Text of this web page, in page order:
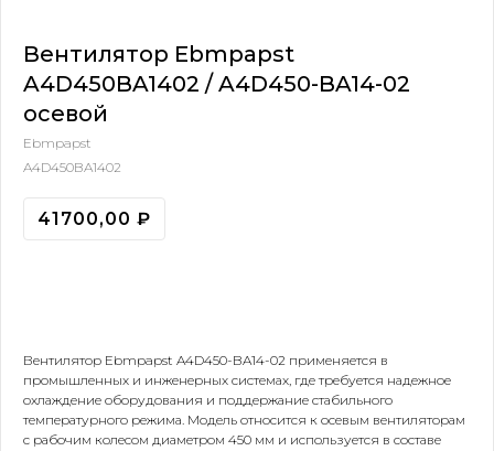
Вентилятор Ebmpapst
A4D450BA1402 / A4D450-BA14-02
осевой
Ebmpapst
A4D450BA1402
41700,00 ₽
Вентилятор Ebmpapst A4D450-BA14-02 применяется в
промышленных и инженерных системах, где требуется надежное
охлаждение оборудования и поддержание стабильного
температурного режима. Модель относится к осевым вентиляторам
с рабочим колесом диаметром 450 мм и используется в составе